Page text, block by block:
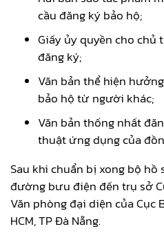
cầu đăng ký bảo hộ;
Giấy ủy quyền cho
đăng ký;
Văn bản thể hiện
bảo hộ từ người khác;
Văn bản thống nhất
thuật ứng dụng của
Sau khi chuẩn bị xong bộ
đường bưu điện đến trụ sở
Văn phòng đại diện của Cục
HCM, TP Đà Nẵng.